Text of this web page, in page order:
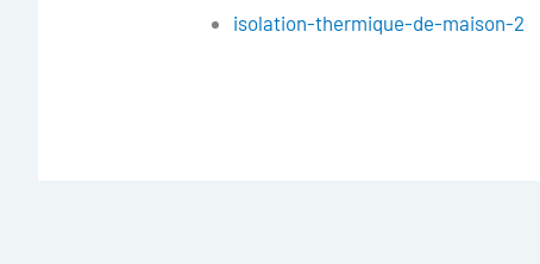
isolation-thermique-de-maison-2